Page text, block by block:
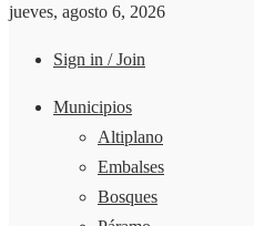
jueves, agosto 6, 2026
Sign in / Join
Municipios
Altiplano
Embalses
Bosques